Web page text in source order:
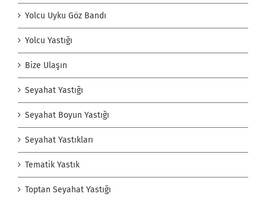
Yolcu Uyku Göz Bandı
Yolcu Yastığı
Bize Ulaşın
Seyahat Yastığı
Seyahat Boyun Yastığı
Seyahat Yastıkları
Tematik Yastık
Toptan Seyahat Yastığı